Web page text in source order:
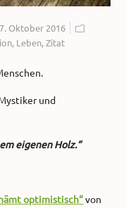
7. Oktober 2016
, Leben,Zitat
und
eigenen Holz.“
optimistisch“von